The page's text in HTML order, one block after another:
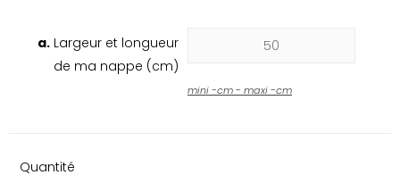
a. Largeur et longueur
de ma nappe (cm)
mini-cm - maxi-cm
Quantité